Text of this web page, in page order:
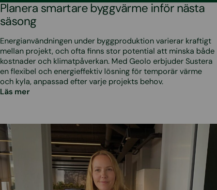
Planera smartare byggvärme inför nästa
säsong
Energianvändningen under byggproduktion varierar kraftigt
mellan projekt, och ofta finns stor potential att minska både
kostnader och klimatpåverkan. Med Geolo erbjuder Sustera
en flexibel och energieffektiv lösning för temporär värme
och kyla, anpassad efter varje projekts behov.
Läs mer